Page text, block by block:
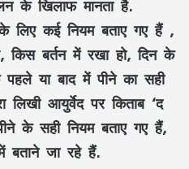
लिए कई नियम बताए गए हैं ,
किस बर्तन में रखा हो, दिन के
या बाद में पीने का सही
लिखी आयुर्वेद पर किताब ‘द
के सही नियम बताए गए हैं,
जा रहे हैं.